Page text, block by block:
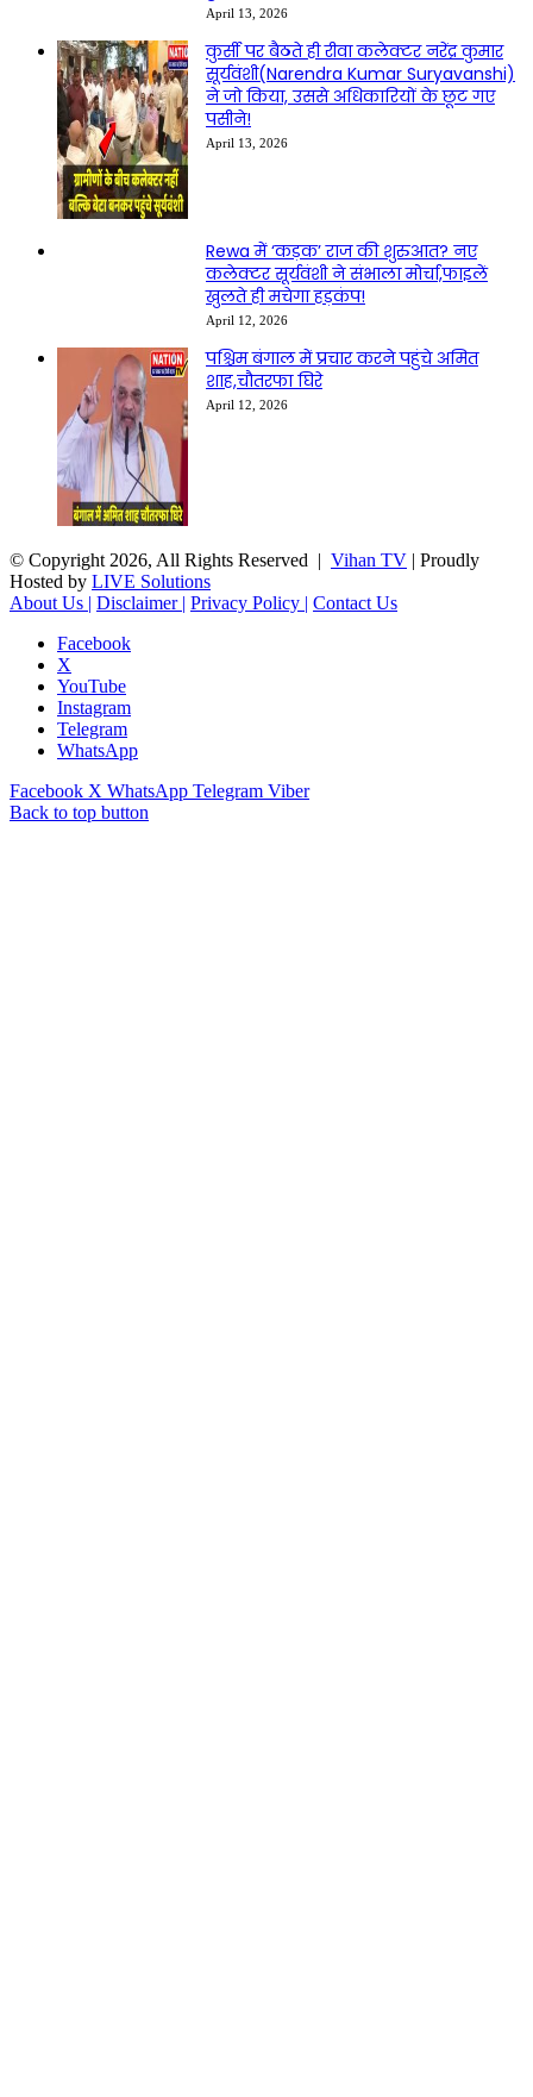
April 13, 2026
कुर्सी पर बैठते ही रीवा कलेक्टर नरेंद्र कुमार
सूर्यवंशी(Narendra Kumar Suryavanshi)
ने जो किया, उससे अधिकारियों के छूट गए
पसीने!
April 13, 2026
Rewa में ‘कड़क’ राज की शुरुआत? नए
कलेक्टर सूर्यवंशी ने संभाला मोर्चा,फाइलें
खुलते ही मचेगा हड़कंप!
April 12, 2026
पश्चिम बंगाल में प्रचार करने पहुंचे अमित
शाह,चौतरफा घिरे
April 12, 2026
© Copyright 2026, All Rights Reserved | Vihan TV | Proudly
Hosted by LIVE Solutions
About Us | Disclaimer | Privacy Policy | Contact Us
Facebook
X
YouTube
Instagram
Telegram
WhatsApp
Facebook X WhatsApp Telegram Viber
Back to top button